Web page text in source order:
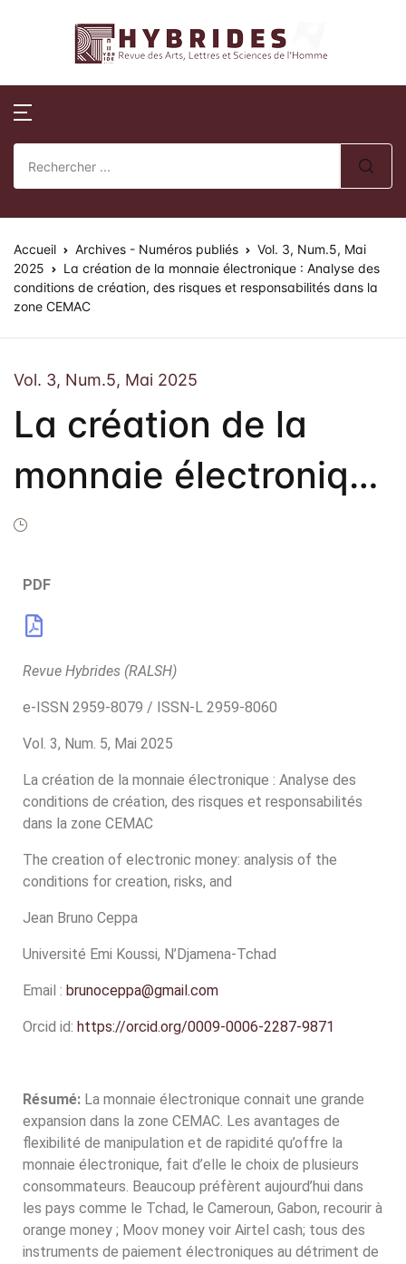
Revue Hybrides
Accueil
Publications
Numéros
Actes de
Revue Hybrides
Revue
Sur la révue
Comité
Politique
Licence
Actualités
Compte
Se souvenir de Mot de passe
Accueil Archives - Numéros publiés
Vol. 3, Num.5, Mai
2025
La création de la monnaie électronique : Analyse des
conditions de création, des risques et responsabilités dans la
zone CEMAC
Vol. 3, Num.5, Mai 2025
La création de la
monnaie électronique
: Analyse des
conditions de
création, des risques
et responsabilités
dans la zone CEMAC
PDF
Revue Hybrides (RALSH)
e-ISSN 2959-8079 / ISSN-L 2959-8060
Vol. 3, Num. 5, Mai 2025
La création de la monnaie électronique : Analyse des
conditions de création, des risques et responsabilités
dans la zone CEMAC
The creation of electronic money: analysis of the
conditions for creation, risks, and
Jean Bruno Ceppa
Université Emi Koussi, N’Djamena-Tchad
Email : brunoceppa@gmail.com
Orcid id: https://orcid.org/0009-0006-2287-9871
Résumé: La monnaie électronique connait une grande
expansion dans la zone CEMAC. Les avantages de
flexibilité de manipulation et de rapidité qu’offre la
monnaie électronique, fait d’elle le choix de plusieurs
consommateurs. Beaucoup préfèrent aujourd’hui dans
les pays comme le Tchad, le Cameroun, Gabon, recourir à
orange money ; Moov money voir Airtel cash; tous des
instruments de paiement électroniques au détriment de